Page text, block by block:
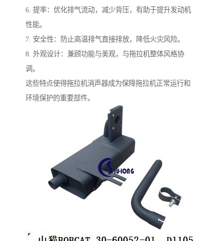
6. 提率：优化排气流动，减少背压，有助于提升发动机
性能。
7. 安全性：防止高温排气直接排放，降低火灾风险。
8. 外观设计：兼顾功能与美观，与拖拉机整体风格协
调。
这些特点使得拖拉机消声器成为保障拖拉机正常运行和
环境保护的重要部件。